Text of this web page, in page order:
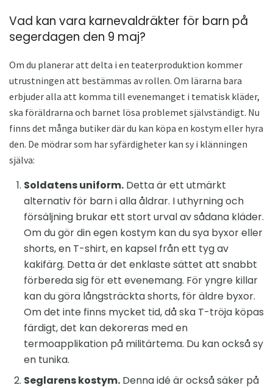
Vad kan vara karnevaldräkter för barn på
segerdagen den 9 maj?
Om du planerar att delta i en teaterproduktion kommer
utrustningen att bestämmas av rollen. Om lärarna bara
erbjuder alla att komma till evenemanget i tematisk kläder,
ska föräldrarna och barnet lösa problemet självständigt. Nu
finns det många butiker där du kan köpa en kostym eller hyra
den. De mödrar som har syfärdigheter kan sy i klänningen
själva:
Soldatens uniform. Detta är ett utmärkt
alternativ för barn i alla åldrar. I uthyrning och
försäljning brukar ett stort urval av sådana kläder.
Om du gör din egen kostym kan du sya byxor eller
shorts, en T-shirt, en kapsel från ett tyg av
kakifärg. Detta är det enklaste sättet att snabbt
förbereda sig för ett evenemang. För yngre killar
kan du göra långsträckta shorts, för äldre byxor.
Om det inte finns mycket tid, då ska T-tröja köpas
färdigt, det kan dekoreras med en
termoapplikation på militärtema. Du kan också sy
en tunika.
Seglarens kostym. Denna idé är också säker på